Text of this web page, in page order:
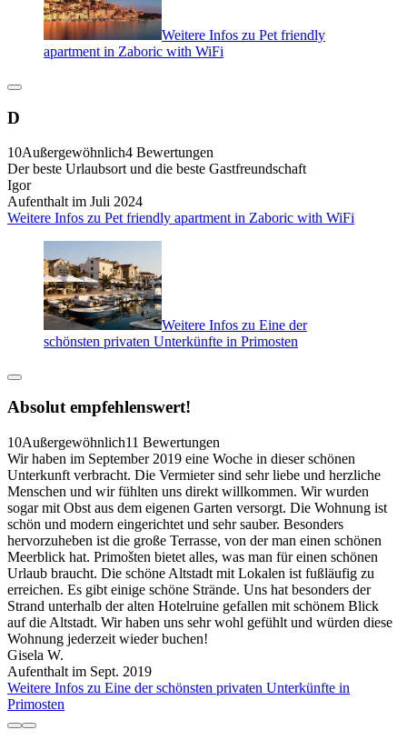
Weitere Infos zu Pet friendly
apartment in Zaboric with WiFi
D
10Außergewöhnlich4 Bewertungen
Der beste Urlaubsort und die beste Gastfreundschaft
Igor
Aufenthalt im Juli 2024
Weitere Infos zu Pet friendly apartment in Zaboric with WiFi
Weitere Infos zu Eine der
schönsten privaten Unterkünfte in Primosten
Absolut empfehlenswert!
10Außergewöhnlich11 Bewertungen
Wir haben im September 2019 eine Woche in dieser schönen
Unterkunft verbracht. Die Vermieter sind sehr liebe und herzliche
Menschen und wir fühlten uns direkt willkommen. Wir wurden
sogar mit Obst aus dem eigenen Garten versorgt. Die Wohnung ist
schön und modern eingerichtet und sehr sauber. Besonders
hervorzuheben ist die große Terrasse, von der man einen schönen
Meerblick hat. Primošten bietet alles, was man für einen schönen
Urlaub braucht. Die schöne Altstadt mit Lokalen ist fußläufig zu
erreichen. Es gibt einige schöne Strände. Uns hat besonders der
Strand unterhalb der alten Hotelruine gefallen mit schönem Blick
auf die Altstadt. Wir haben uns sehr wohl gefühlt und würden diese
Wohnung jederzeit wieder buchen!
Gisela W.
Aufenthalt im Sept. 2019
Weitere Infos zu Eine der schönsten privaten Unterkünfte in
Primosten